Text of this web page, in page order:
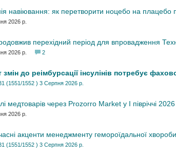
навіювання: як перетворити ноцебо на плацебо
2026 р.
перехідний період для впровадження
2026 р. 2
змін до реімбурсації інсулінів потребує
(1551/1552 ) 3 Серпня 2026 р.
медтоварів через Prozorro Market у I півріччі 2026
2026 р.
акценти менеджменту гемороїдальної
(1551/1552 ) 3 Серпня 2026 р.